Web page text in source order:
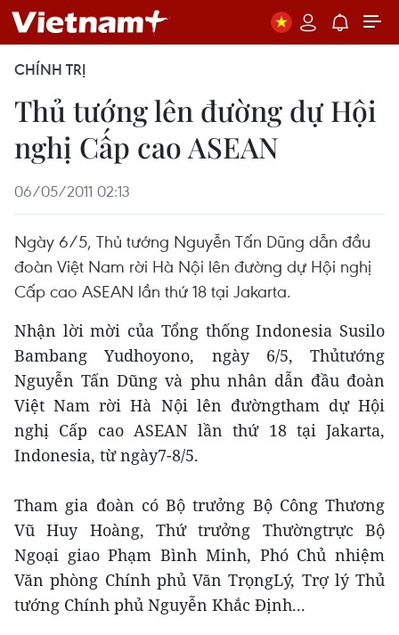
CHÍNH TRỊ
Thủ tướng lên đường dự Hội
nghị Cấp cao ASEAN
06/05/2011 02:13
Ngày 6/5, Thủ tướng Nguyễn Tấn Dũng dẫn đầu
đoàn Việt Nam rời Hà Nội lên đường dự Hội nghị
Cấp cao ASEAN lần thứ 18 tại Jakarta.
Nhận lời mời của Tổng thống Indonesia Susilo
Bambang Yudhoyono, ngày 6/5, Thủtướng
Nguyễn Tấn Dũng và phu nhân dẫn đầu đoàn
Việt Nam rời Hà Nội lên đườngtham dự Hội
nghị Cấp cao ASEAN lần thứ 18 tại Jakarta,
Indonesia, từ ngày7-8/5.
Tham gia đoàn có Bộ trưởng Bộ Công Thương
Vũ Huy Hoàng, Thứ trưởng Thườngtrực Bộ
Ngoại giao Phạm Bình Minh, Phó Chủ nhiệm
Văn phòng Chính phủ Văn TrọngLý, Trợ lý Thủ
tướng Chính phủ Nguyễn Khắc Định...